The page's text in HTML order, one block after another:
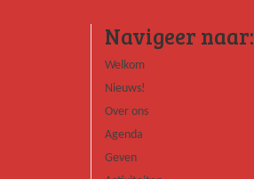
Navigeer naar:
Welkom
Nieuws!
Over ons
Agenda
Geven